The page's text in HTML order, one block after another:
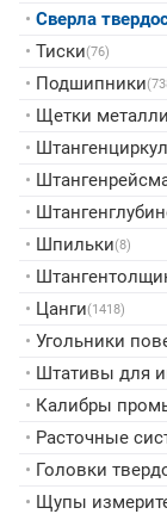
• Сверла
• Тиски(76)
• Подшипники
• Щетки
•
•
•
• Шпильки(8)
•
• Цанги(1418)
• Угольники
• Штативы для
• Калибры
• Расточные
• Головки
• Щупы